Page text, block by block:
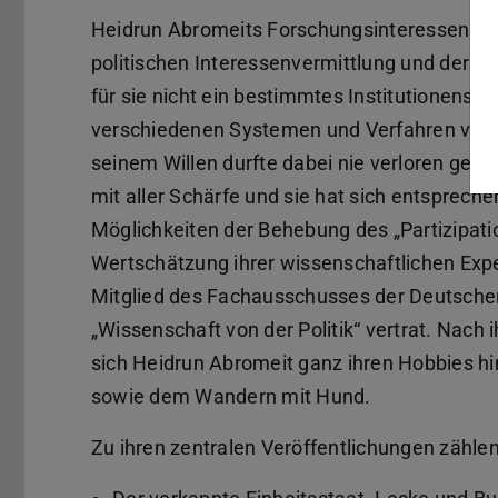
Heidrun Abromeits Forschungsinteressen
politischen Interessenvermittlung und der
für sie nicht ein bestimmtes
verschiedenen Systemen und Verfahren
seinem Willen durfte dabei nie verloren
mit aller Schärfe und sie hat sich
Möglichkeiten der Behebung des
Wertschätzung ihrer wissenschaftlichen
Mitglied des Fachausschusses der
„Wissenschaft von der Politik“ vertrat.
sich Heidrun Abromeit ganz ihren Hobbies
sowie dem Wandern mit Hund.
Zu ihren zentralen Veröffentlichungen